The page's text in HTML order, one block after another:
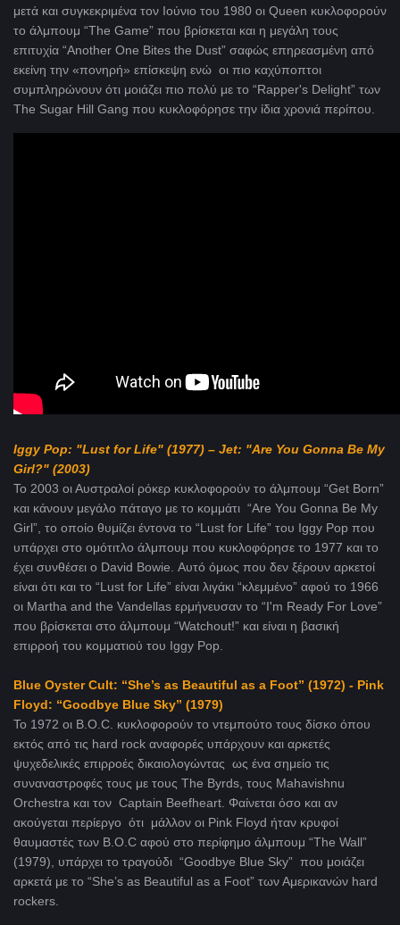
μετά και συγκεκριμένα τον Ιούνιο του 1980 οι Queen κυκλοφορούν
το άλμπουμ “The Game” που βρίσκεται και η μεγάλη τους
επιτυχία “Another One Bites the Dust” σαφώς επηρεασμένη από
εκείνη την «πονηρή» επίσκεψη ενώ οι πιο καχύποπτοι
συμπληρώνουν ότι μοιάζει πιο πολύ με το “Rapper's Delight” των
The Sugar Hill Gang που κυκλοφόρησε την ίδια χρονιά περίπου.
Iggy Pop: "Lust for Life" (1977) – Jet: "Are You Gonna Be My
Girl?" (2003)
Το 2003 οι Αυστραλοί ρόκερ κυκλοφορούν το άλμπουμ “Get Born”
και κάνουν μεγάλο πάταγο με το κομμάτι “Are You Gonna Be My
Girl”, το οποίο θυμίζει έντονα το “Lust for Life” του Ιggy Pop που
υπάρχει στο ομότιτλο άλμπουμ που κυκλοφόρησε το 1977 και το
έχει συνθέσει ο David Bowie. Αυτό όμως που δεν ξέρουν αρκετοί
είναι ότι και το “Lust for Life” είναι λιγάκι “κλεμμένο” αφού το 1966
οι Martha and the Vandellas ερμήνευσαν το “I'm Ready For Love”
που βρίσκεται στο άλμπουμ “Watchout!” και είναι η βασική
επιρροή του κομματιού του Iggy Pop.
Blue Oyster Cult: “She’s as Beautiful as a Foot” (1972) - Pink
Floyd: “Goodbye Blue Sky” (1979)
Το 1972 οι Β.Ο.C. κυκλοφορούν το ντεμπούτο τους δίσκο όπου
εκτός από τις hard rock αναφορές υπάρχουν και αρκετές
ψυχεδελικές επιρροές δικαιολογώντας ως ένα σημείο τις
συναναστροφές τους με τους The Byrds, τους Mahavishnu
Orchestra και τον Captain Beefheart. Φαίνεται όσο και αν
ακούγεται περίεργο ότι μάλλον οι Pink Floyd ήταν κρυφοί
θαυμαστές των B.O.C αφού στο περίφημο άλμπουμ “The Wall”
(1979), υπάρχει το τραγούδι “Goodbye Blue Sky” που μοιάζει
αρκετά με το “She’s as Beautiful as a Foot” των Αμερικανών hard
rockers.